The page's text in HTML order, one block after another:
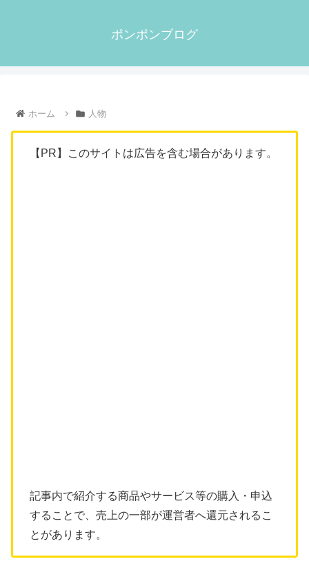
ポンポンブログ
ホーム 人物
【PR】このサイトは広告を含む場合があります。
記事内で紹介する商品やサービス等の購入・申込
することで、売上の一部が運営者へ還元されるこ
とがあります。